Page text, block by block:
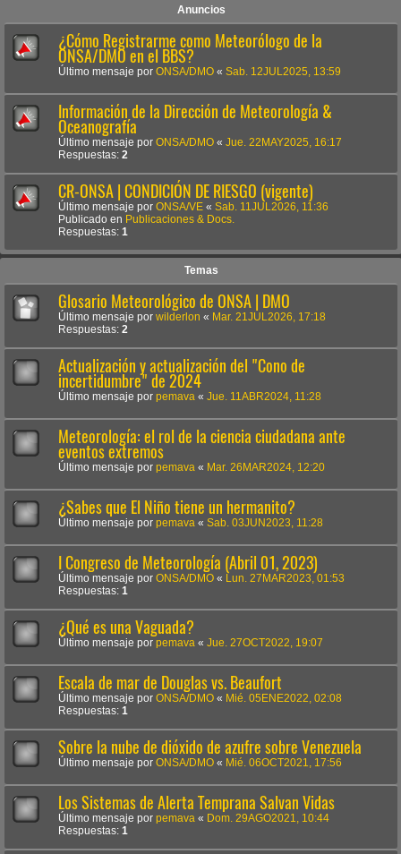
Anuncios
¿Cómo Registrarme como Meteorólogo de la
ONSA/DMO en el BBS?
Último mensaje por ONSA/DMO « Sab. 12JUL2025, 13:59
Información de la Dirección de Meteorología &
Oceanografía
Último mensaje por ONSA/DMO « Jue. 22MAY2025, 16:17
Respuestas: 2
CR-ONSA | CONDICIÓN DE RIESGO (vigente)
Último mensaje por ONSA/VE « Sab. 11JUL2026, 11:36
Publicado en Publicaciones & Docs.
Respuestas: 1
Temas
Glosario Meteorológico de ONSA | DMO
Último mensaje por wilderlon « Mar. 21JUL2026, 17:18
Respuestas: 2
Actualización y actualización del "Cono de
incertidumbre" de 2024
Último mensaje por pemava « Jue. 11ABR2024, 11:28
Meteorología: el rol de la ciencia ciudadana ante
eventos extremos
Último mensaje por pemava « Mar. 26MAR2024, 12:20
¿Sabes que El Niño tiene un hermanito?
Último mensaje por pemava « Sab. 03JUN2023, 11:28
I Congreso de Meteorología (Abril 01, 2023)
Último mensaje por ONSA/DMO «
Lun. 27MAR2023, 01:53
Respuestas: 1
¿Qué es una Vaguada?
Último mensaje por pemava « Jue. 27OCT2022, 19:07
Escala de mar de Douglas vs. Beaufort
Último mensaje por ONSA/DMO « Mié. 05ENE2022, 02:08
Respuestas: 1
Sobre la nube de dióxido de azufre sobre Venezuela
Último mensaje por ONSA/DMO « Mié. 06OCT2021, 17:56
Los Sistemas de Alerta Temprana Salvan Vidas
Último mensaje por pemava « Dom. 29AGO2021, 10:44
Respuestas: 1